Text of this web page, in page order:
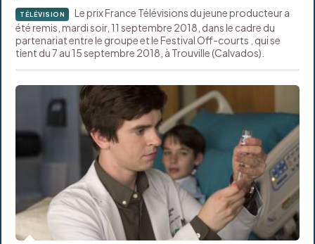
TÉLÉVISION
Le prix France Télévisions du jeune producteur a
été remis, mardi soir, 11 septembre 2018, dans le cadre du
partenariat entre le groupe et le Festival Off-courts , qui se
tient du 7 au 15 septembre 2018, à Trouville (Calvados).